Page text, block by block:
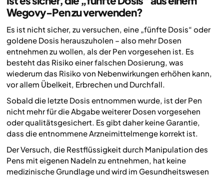
Wegovy-Pen zu verwenden?
Es ist nicht sicher, zu versuchen, eine „fünfte Dosis“ oder
goldene Dosis herauszuholen – also mehr Dosen
entnehmen zu wollen, als der Pen vorgesehen ist. Es
besteht das Risiko einer falschen Dosierung, was
wiederum das Risiko von Nebenwirkungen erhöhen kann,
vor allem Übelkeit, Erbrechen und Durchfall.
Sobald die letzte Dosis entnommen wurde, ist der Pen
nicht mehr für die Abgabe weiterer Dosen vorgesehen
oder qualitätsgesichert. Es gibt daher keine Garantie,
dass die entnommene Arzneimittelmenge korrekt ist.
Der Versuch, die Restflüssigkeit durch Manipulation des
Pens mit eigenen Nadeln zu entnehmen, hat keine
medizinische Grundlage und wird im Gesundheitswesen